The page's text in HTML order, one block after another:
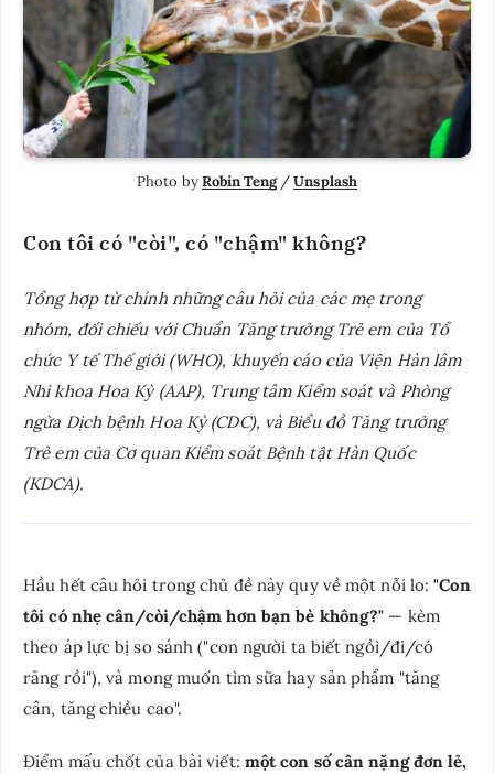
Photo by Robin Teng / Unsplash
Con tôi có "còi", có "chậm" không?
Tổng hợp từ chính những câu hỏi của các mẹ trong
nhóm, đối chiếu với Chuẩn Tăng trưởng Trẻ em của Tổ
chức Y tế Thế giới (WHO), khuyến cáo của Viện Hàn lâm
Nhi khoa Hoa Kỳ (AAP), Trung tâm Kiểm soát và Phòng
ngừa Dịch bệnh Hoa Kỳ (CDC), và Biểu đồ Tăng trưởng
Trẻ em của Cơ quan Kiểm soát Bệnh tật Hàn Quốc
(KDCA).
Hầu hết câu hỏi trong chủ đề này quy về một nỗi lo:"Con
tôi có nhẹ cân/còi/chậm hơn bạn bè không?" — kèm
theo áp lực bị so sánh ("con người ta biết ngồi/đi/có
răng rồi"), và mong muốn tìm sữa hay sản phẩm "tăng
cân, tăng chiều cao".
Điểm mấu chốt của bài viết: một con số cân nặng đơn lẻ,